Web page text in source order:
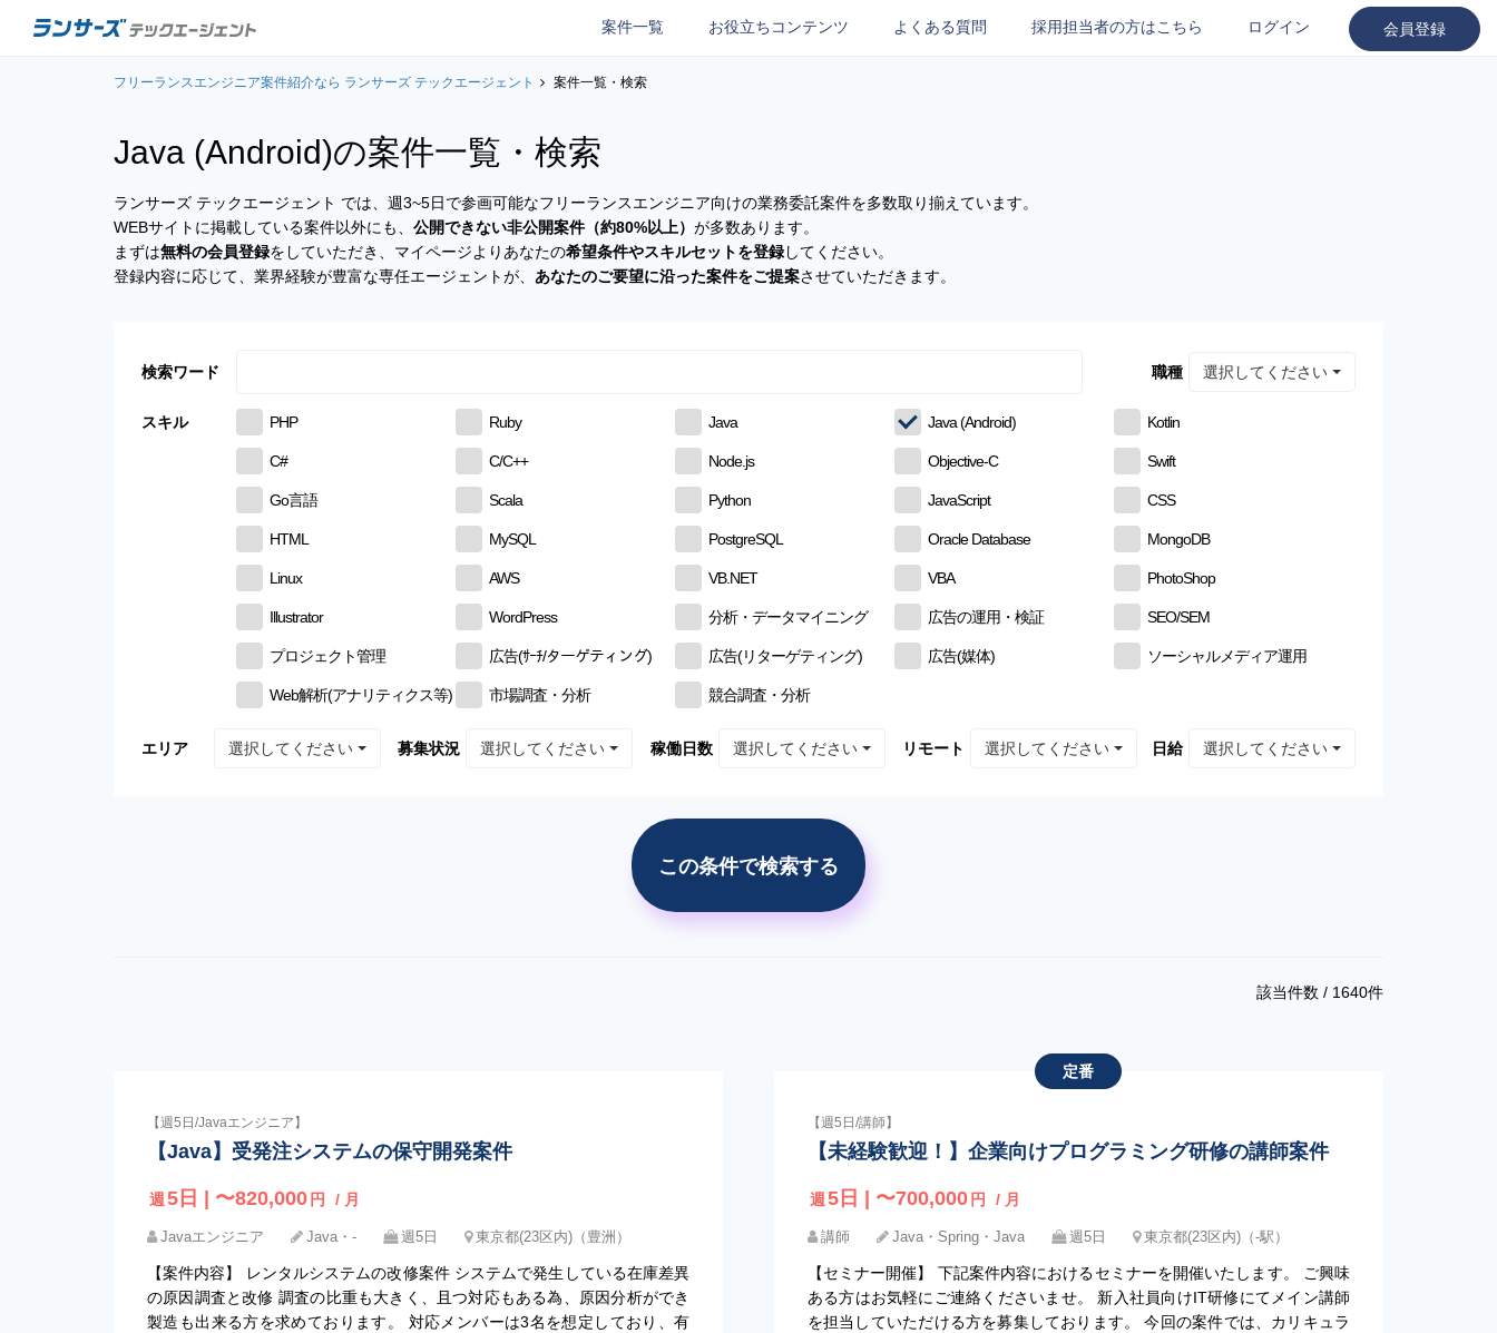
案件一覧 お役立ちコンテンツ よくある質問 採用担当者の方はこちら ログイン 会員登録
フリーランスエンジニア案件紹介なら ランサーズ テックエージェント 案件一覧・検索
Java (Android)の案件一覧・検索
ランサーズ テックエージェント では、週3~5日で参画可能なフリーランスエンジニア向けの業務委託案件を多数取り揃えています。
WEBサイトに掲載している案件以外にも、 公開できない非公開案件（約80%以上） が多数あります。
まずは無料の会員登録をしていただき、マイページよりあなたの希望条件やスキルセットを登録してください。
登録内容に応じて、業界経験が豊富な専任エージェントが、 あなたのご要望に沿った案件をご提案させていただきます。
検索ワード 職種 選択してください
スキル PHP Ruby Java Java (Android) Kotlin
C# C/C++ Node.js Objective-C Swift
Go言語 Scala Python JavaScript CSS
HTML MySQL PostgreSQL Oracle Database MongoDB
Linux AWS VB.NET VBA PhotoShop
Illustrator WordPress 分析・データマイニング 広告の運用・検証 SEO/SEM
プロジェクト管理 広告(ｻｰﾁ/ターゲティング) 広告(リターゲティング) 広告(媒体) ソーシャルメディア運用
Web解析(アナリティクス等) 市場調査・分析 競合調査・分析
エリア 選択してください 募集状況 選択してください 稼働日数 選択してください リモート 選択してください 日給 選択してください
この条件で検索する
該当件数 / 1640件
【週5日/Javaエンジニア】
【Java】受発注システムの保守開発案件
週 5日 | 〜820,000 円 / 月
Javaエンジニア Java・‐ 週5日 東京都(23区内)（豊洲）
【案件内容】 レンタルシステムの改修案件 システムで発生している在庫差異
の原因調査と改修 調査の比重も大きく、且つ対応もある為、原因分析ができ
製造も出来る方を求めております。 対応メンバーは3名を想定しており、有
定番
【週5日/講師】
【未経験歓迎！】企業向けプログラミング研修の講師案件
週 5日 | 〜700,000 円 / 月
講師 Java・Spring・Java 週5日 東京都(23区内)（-駅）
【セミナー開催】 下記案件内容におけるセミナーを開催いたします。 ご興味
ある方はお気軽にご連絡くださいませ。 新入社員向けIT研修にてメイン講師
を担当していただける方を募集しております。 今回の案件では、カリキュラ